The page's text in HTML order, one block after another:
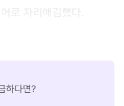
로 자리매김했다.
하다면?